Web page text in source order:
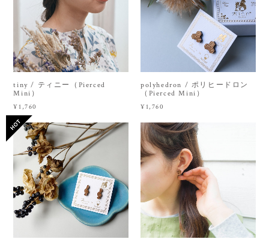
tiny / ティニー（Pierced
Mini）
¥1,760
polyhedron / ポリヒードロン
（Pierced Mini）
¥1,760